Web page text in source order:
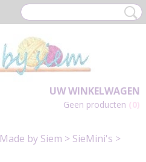
UW WINKELWAGEN
Geen producten (0)
Made by Siem > SieMini's >